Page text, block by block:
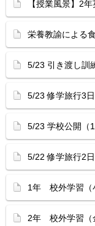
【授業風景】2
栄養教諭による
5/23 引き渡し訓
5/23 修学旅行3日
5/23 学校公開（1
5/22 修学旅行2日
1年 校外学習（
2年 校外学習（